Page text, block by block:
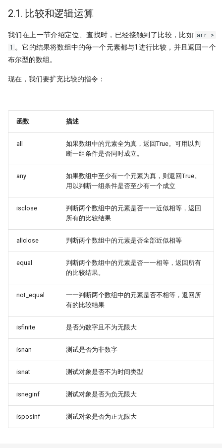
2.1. 比较和逻辑运算
我们在上一节介绍定位、查找时，已经接触到了比较，比如: arr >
1 。它的结果将数组中的每一个元素都与1进行比较，并且返回一个
布尔型的数组。
现在，我们要扩充比较的指令：
函数 描述
all
如果数组中的元素全为真，返回True。可用以判
断一组条件是否同时成立。
any
如果数组中至少有一个元素为真，则返回True。
用以判断一组条件是否至少有一个成立
isclose
判断两个数组中的元素是否一一近似相等，返回
所有的比较结果
allclose 判断两个数组中的元素是否全部近似相等
equal
判断两个数组中的元素是否一一相等，返回所有
的比较结果。
not_equal
一一判断两个数组中的元素是否不相等，返回所
有的比较结果
isfinite 是否为数字且不为无限大
isnan 测试是否为非数字
isnat 测试对象是否不为时间类型
isneginf 测试对象是否为负无限大
isposinf 测试对象是否为正无限大